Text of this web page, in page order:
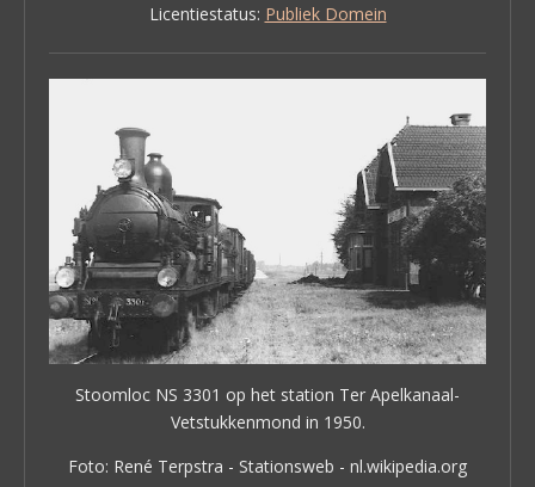
Licentiestatus: Publiek Domein
Stoomloc NS 3301 op het station Ter Apelkanaal-
Vetstukkenmond in 1950.
Foto: René Terpstra - Stationsweb - nl.wikipedia.org